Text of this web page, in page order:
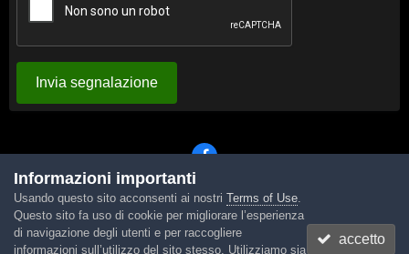
Invia segnalazione
Lingua Tema Contattaci Cookies
Powered by Invision Community
Informazioni importanti
Usando questo sito acconsenti ai nostri Terms of Use.
Questo sito fa uso di cookie per migliorare l’esperienza
di navigazione degli utenti e per raccogliere
informazioni sull’utilizzo del sito stesso. Utilizziamo sia
accetto